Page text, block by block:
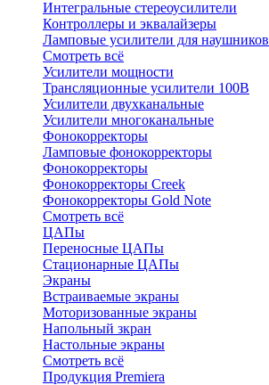
Интегральные стереоусилители
Контроллеры и эквалайзеры
Ламповые усилители для наушников
Смотреть всё
Усилители мощности
Трансляционные усилители 100В
Усилители двухканальные
Усилители многоканальные
Фонокорректоры
Ламповые фонокорректоры
Фонокорректоры
Фонокорректоры Creek
Фонокорректоры Gold Note
Смотреть всё
ЦАПы
Переносные ЦАПы
Стационарные ЦАПы
Экраны
Встраиваемые экраны
Моторизованные экраны
Напольный зкран
Настольные экраны
Смотреть всё
Продукция Premiera